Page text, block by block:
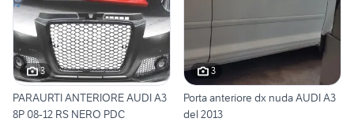
3
PARAURTI ANTERIORE AUDI A3
8P 08-12 RS NERO PDC
3
Porta anteriore dx nuda AUDI A3
del 2013